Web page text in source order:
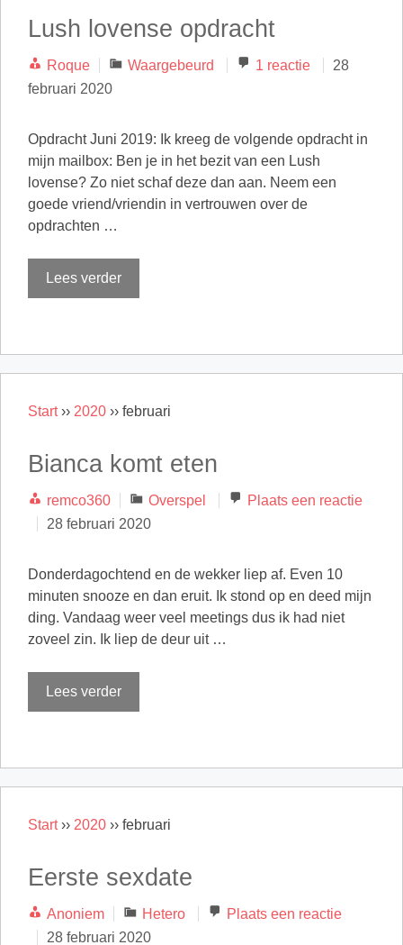
Lush lovense opdracht
Roque Categorieën
Waargebeurd 1 reactie
28
februari 2020
Opdracht Juni 2019: Ik kreeg de volgende opdracht in
mijn mailbox: Ben je in het bezit van een Lush
lovense? Zo niet schaf deze dan aan. Neem een
goede vriend/vriendin in vertrouwen over de
opdrachten …
Lees verder
Start›› 2020 ›› februari
Bianca komt eten
remco360 Categorieën
Overspel
Plaats een reactie
28 februari 2020
Donderdagochtend en de wekker liep af. Even 10
minuten snooze en dan eruit. Ik stond op en deed mijn
ding. Vandaag weer veel meetings dus ik had niet
zoveel zin. Ik liep de deur uit …
Lees verder
Start›› 2020 ›› februari
Eerste sexdate
Anoniem Categorieën
Hetero
Plaats een reactie
28 februari 2020